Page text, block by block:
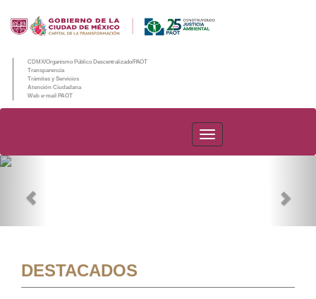
CDMX/Organismo Público Descentralizado/PAOT
Transparencia
Trámites y Servicios
Atención Ciudadana
Web e-mail PAOT
PAOT
DESTACADOS